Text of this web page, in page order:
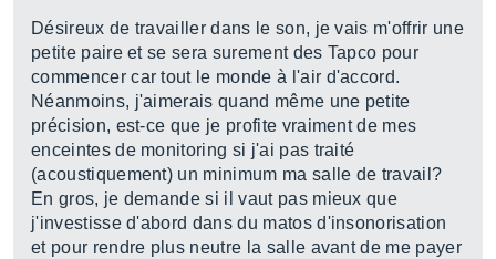
Désireux de travailler dans le son, je vais m'offrir une
petite paire et se sera surement des Tapco pour
commencer car tout le monde à l'air d'accord.
Néanmoins, j'aimerais quand même une petite
précision, est-ce que je profite vraiment de mes
enceintes de monitoring si j'ai pas traité
(acoustiquement) un minimum ma salle de travail?
En gros, je demande si il vaut pas mieux que
j'investisse d'abord dans du matos d'insonorisation
et pour rendre plus neutre la salle avant de me payer